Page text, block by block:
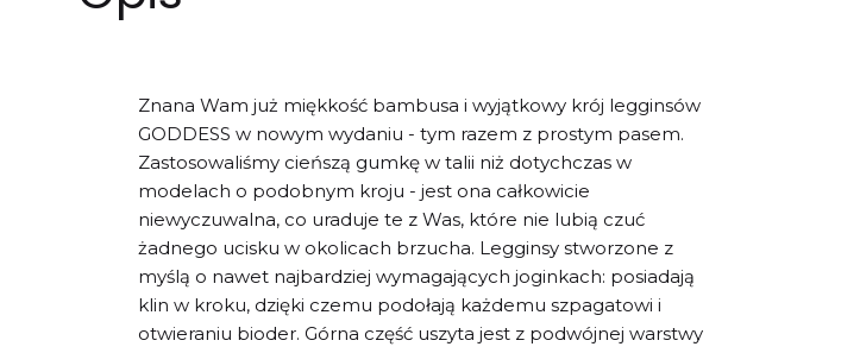
Znana Wam już miękkość bambusa i wyjątkowy krój legginsów
GODDESS w nowym wydaniu - tym razem z prostym pasem.
Zastosowaliśmy cieńszą gumkę w talii niż dotychczas w
modelach o podobnym kroju - jest ona całkowicie
niewyczuwalna, co uraduje te z Was, które nie lubią czuć
żadnego ucisku w okolicach brzucha. Legginsy stworzone z
myślą o nawet najbardziej wymagających joginkach: posiadają
klin w kroku, dzięki czemu podołają każdemu szpagatowi i
otwieraniu bioder. Górna część uszyta jest z podwójnej warstwy